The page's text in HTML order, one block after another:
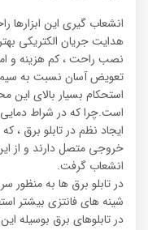
انشعاب گیری این ابزارها
هدایت جریان الکتریکی
نصب راحت ، کم هزینه و
تعویض آسان نسبت به سیم
استحکام بسیار بالای این
است.چرا که در شراط
ایجاد نظم در تابلو برق ،
خروجی متصل دارند و از
انشعاب گرفت.
در تابلو برق ها به
شینه های فانتزی بیشتر
در تابلوهای برق بوسیله